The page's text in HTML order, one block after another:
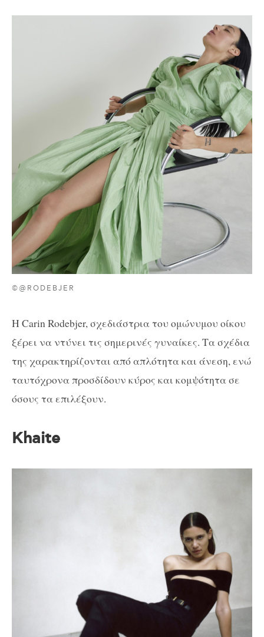
©@RODEBJER
Η Carin Rodebjer, σχεδιάστρια του ομώνυμου οίκου
ξέρει να ντύνει τις σημερινές γυναίκες. Τα σχέδια
της χαρακτηρίζονται από απλότητα και άνεση, ενώ
ταυτόχρονα προσδίδουν κύρος και κομψότητα σε
όσους τα επιλέξουν.
Khaite